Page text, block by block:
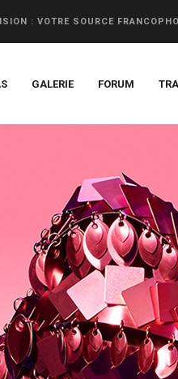
: VOTRE SOURCE
GALERIE FORUM